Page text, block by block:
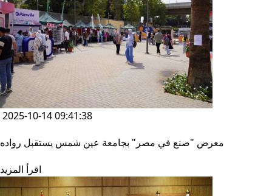
2025-10-14 09:41:38
معرض "صنع في مصر" بجامعة عين شمس يستقبل رواده
اقرأ المزيد